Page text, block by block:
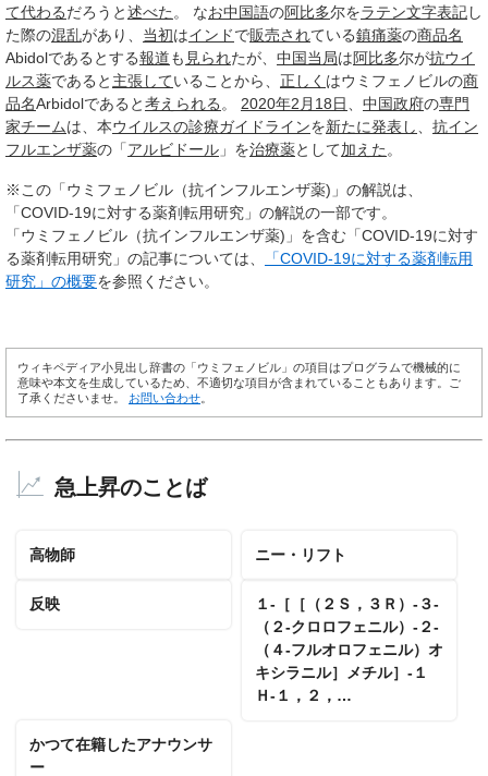
て代わるだろうと述べた 。 なお中 国語の阿比多尔をラテン文字表記し
た際の混乱があり、 当初はインドで販売されている鎮痛薬の商品名
Abidolであるとする報道も 見られたが、 中国当局は阿比多尔が抗ウイ
ルス薬であると 主張していることから、 正しく はウミフェノビルの商
品名Arbidolであると考えられる 。 2020年2月 18日 中国政府の専門
家チームは、本ウイルスの診療ガイドラインを新たに発表し
抗イン
フルエンザ薬の「アルビドール 」を治療薬として加えた 。
※この「ウミフェノビル（抗インフルエンザ薬)」の解説は、
「COVID-19に対する薬剤転用研究」の解説の一部です。
「ウミフェノビル（抗インフルエンザ薬)」を含む「COVID-19に対す
る薬剤転用研究」の記事については、
「COVID-19に対する薬剤転用
研究」の概要を参照ください。
ウィキペディア小見出し辞書の「ウミフェノビル」の項目はプログラムで機械的に
意味や本文を生成しているため、不適切な項目が含まれていることもあります。ご
了承くださいませ。 お問い合わせ
急上昇のことば
高物師 ニー・リフト
反映
１‐［［（２Ｓ，３Ｒ）‐３‐
（２‐クロロフェニル）‐２‐
（４‐フルオロフェニル）オ
キシラニル］メチル］‐１
Ｈ‐１，２，…
かつて在籍したアナウンサ
ー